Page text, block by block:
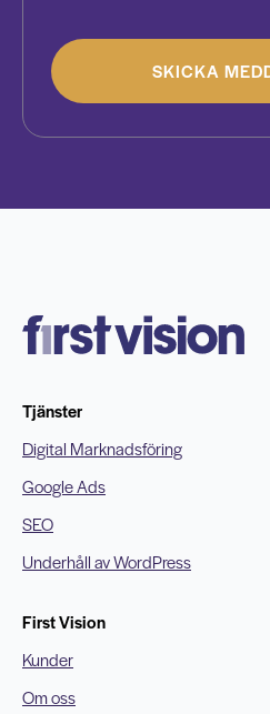
SKICKA
Tjänster
Digital Marknadsföring
Google Ads
SEO
Underhåll av WordPress
First Vision
Kunder
Om oss